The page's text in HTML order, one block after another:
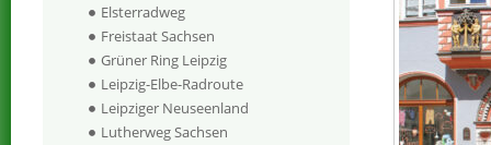
Elsterradweg
Freistaat Sachsen
Grüner Ring Leipzig
Leipzig-Elbe-Radroute
Leipziger Neuseenland
Lutherweg Sachsen